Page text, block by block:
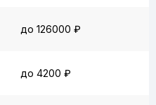
до 126000 ₽
до 4200 ₽